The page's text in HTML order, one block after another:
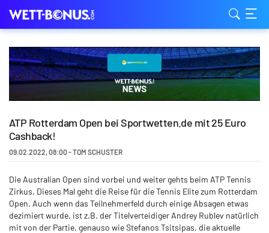
ATP Rotterdam Open bei Sportwetten.de mit 25 Euro
Cashback!
09.02.2022,08:00-TOM SCHUSTER
Die Australian Open sind vorbei und weiter gehts beim ATP Tennis
Zirkus. Dieses Mal geht die Reise für die Tennis Elite zum Rotterdam
Open. Auch wenn das Teilnehmerfeld durch einige Absagen etwas
dezimiert wurde, ist z.B. der Titelverteidiger Andrey Rublev natürlich
mit von der Partie, genauso wie Stefanos Tsitsipas, die aktuelle